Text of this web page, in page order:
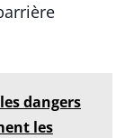
dangers
les